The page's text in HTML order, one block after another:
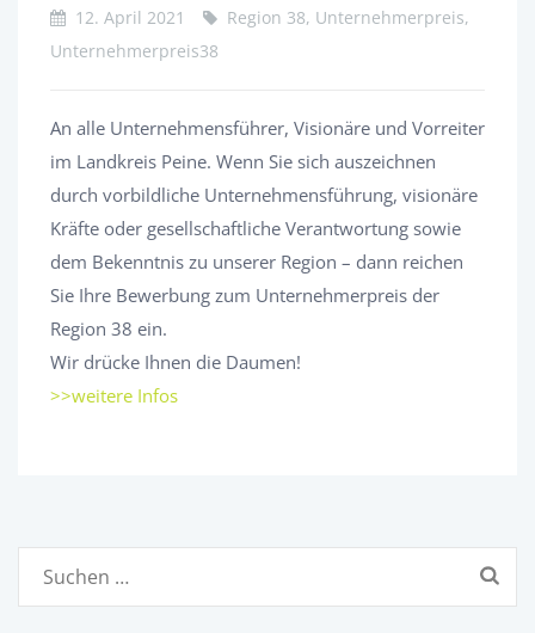
12. April 2021
Region 38, Unternehmerpreis,
Unternehmerpreis38
An alle Unternehmensführer, Visionäre und Vorreiter
im Landkreis Peine. Wenn Sie sich auszeichnen
durch vorbildliche Unternehmensführung, visionäre
Kräfte oder gesellschaftliche Verantwortung sowie
dem Bekenntnis zu unserer Region – dann reichen
Sie Ihre Bewerbung zum Unternehmerpreis der
Region 38 ein.
Wir drücke Ihnen die Daumen!
>>weitere Infos